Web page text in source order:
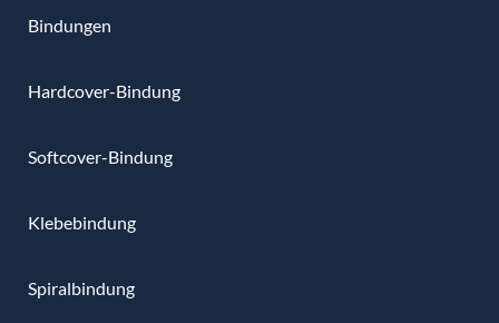
Bindungen
Hardcover-Bindung
Softcover-Bindung
Klebebindung
Spiralbindung